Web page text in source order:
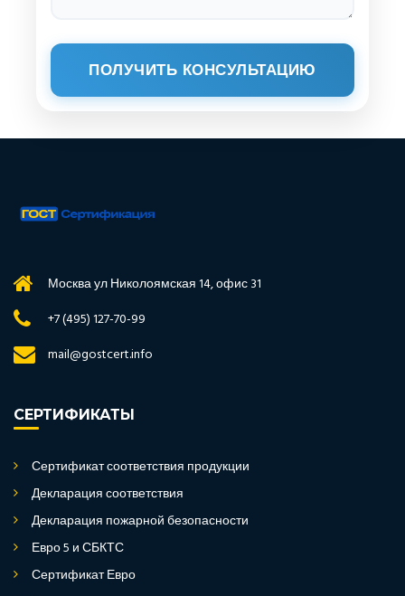
ПОЛУЧИТЬ КОНСУЛЬТАЦИЮ
Москва ул Николоямская 14, офис 31
+7 (495) 127-70-99
mail@gostcert.info
СЕРТИФИКАТЫ
Сертификат соответствия продукции
Декларация соответствия
Декларация пожарной безопасности
Евро 5 и СБКТС
Сертификат Евро